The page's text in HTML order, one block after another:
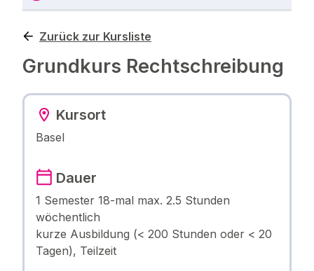
Zurück zur Kursliste
Grundkurs Rechtschreibung
Kursort
Basel
Dauer
1 Semester 18-mal max. 2.5 Stunden
wöchentlich
kurze Ausbildung (< 200 Stunden oder < 20
Tagen), Teilzeit